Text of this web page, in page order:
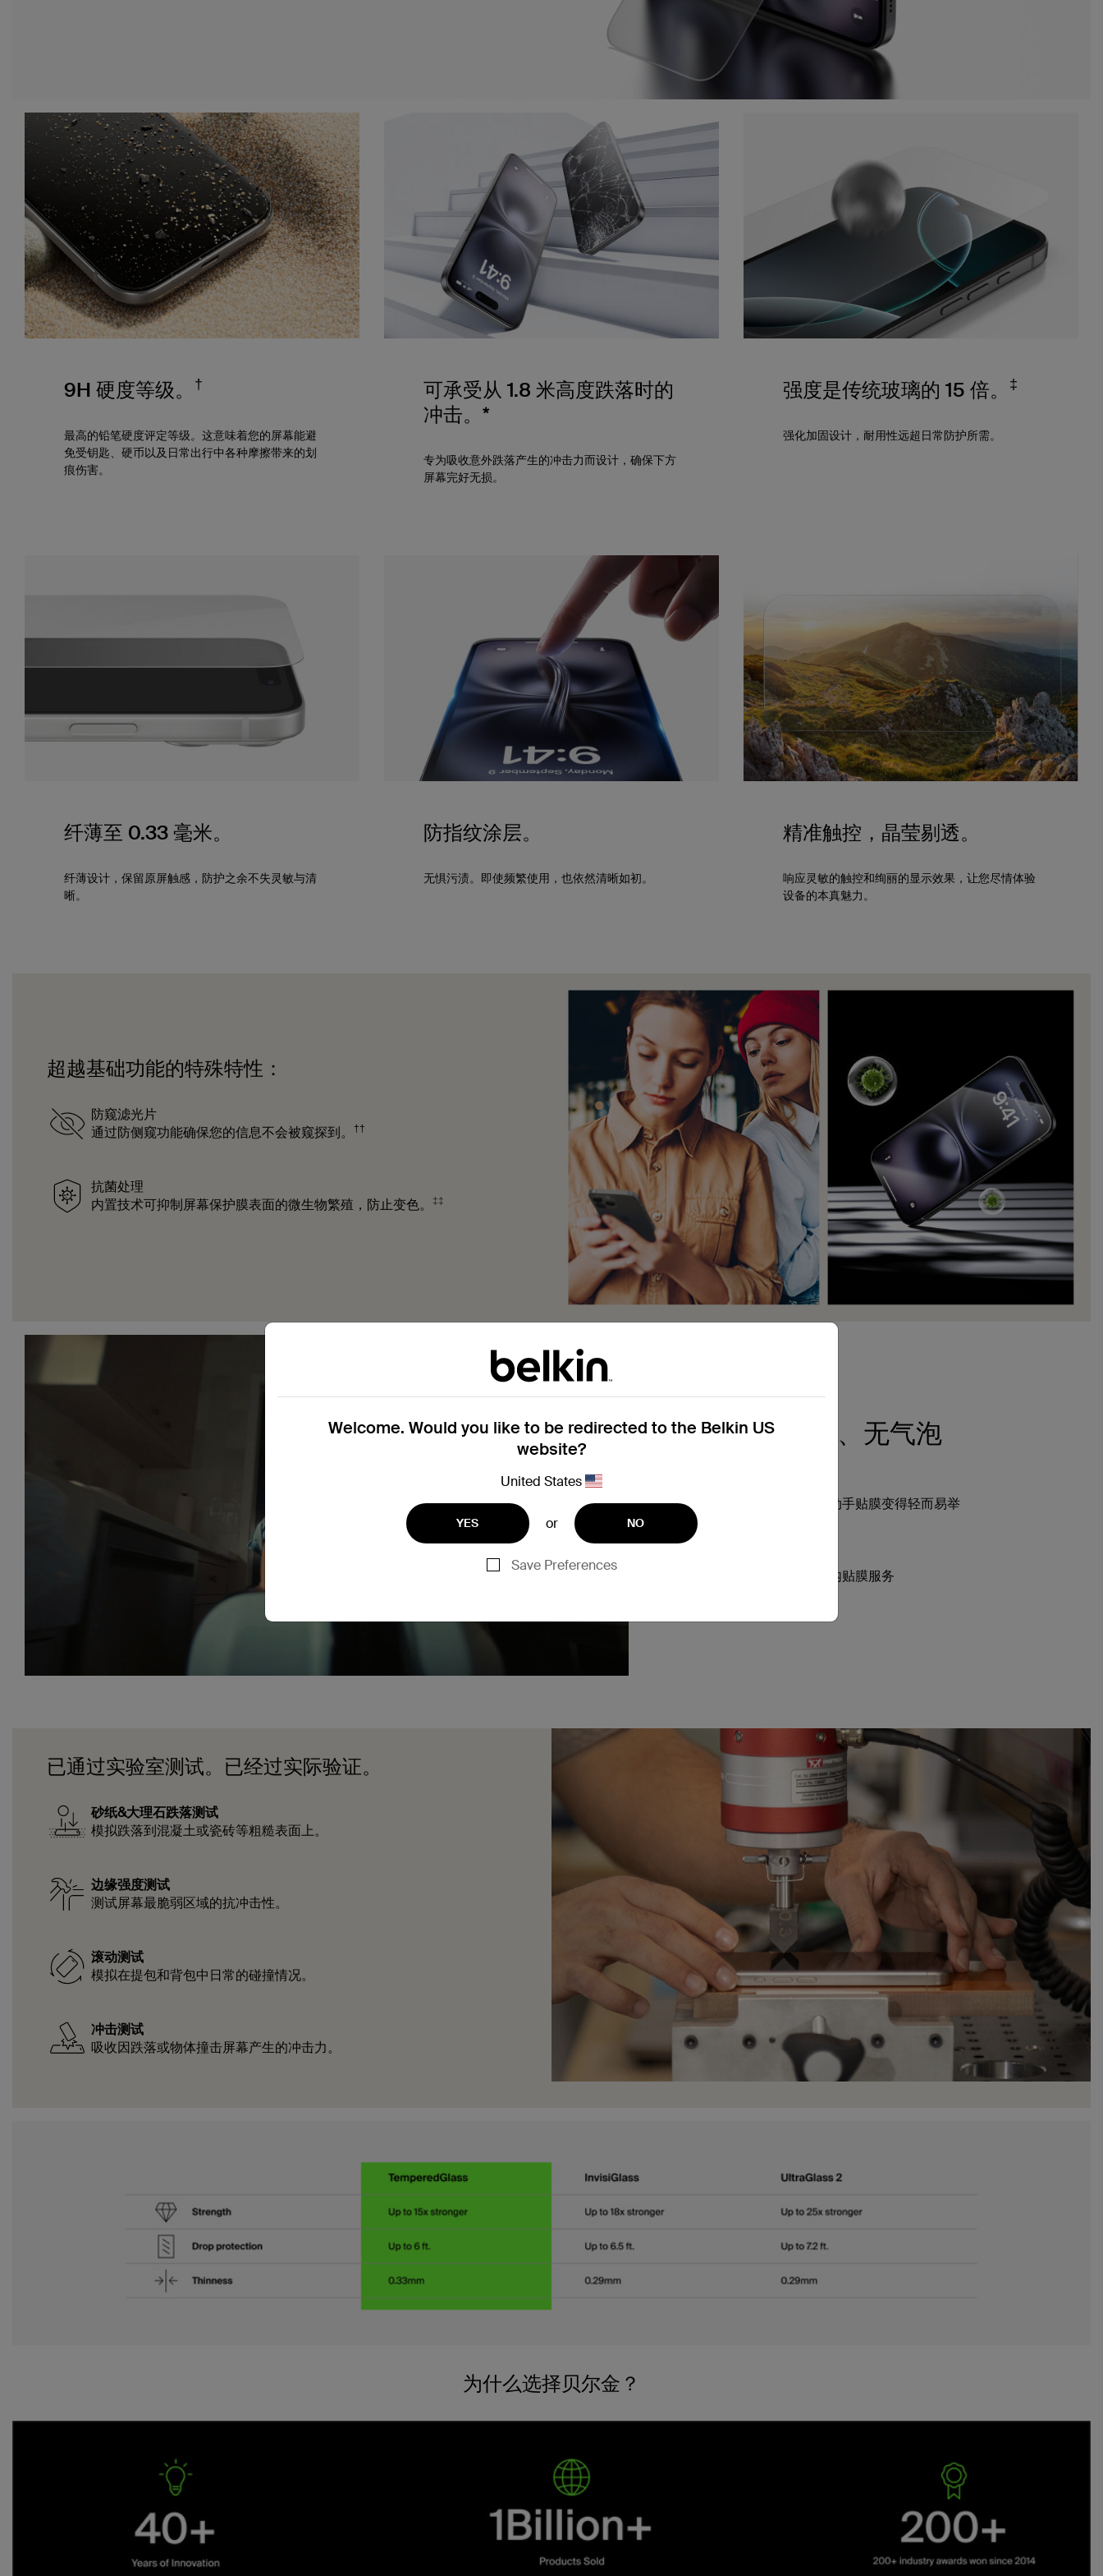
9H 硬度等级。 †
最高的铅笔硬度评定等级。这意味着您的屏幕能避
免受钥匙、硬币以及日常出行中各种摩擦带来的划
痕伤害。
可承受从 1.8 米高度跌落时的
冲击。*
专为吸收意外跌落产生的冲击力而设计，确保下方
屏幕完好无损。
强度是传统玻璃的 15 倍。 ‡
强化加固设计，耐用性远超日常防护所需。
纤薄至 0.33 毫米。
纤薄设计，保留原屏触感，防护之余不失灵敏与清
晰。
防指纹涂层。
无惧污渍。即使频繁使用，也依然清晰如初。
精准触控，晶莹剔透。
响应灵敏的触控和绚丽的显示效果，让您尽情体验
设备的本真魅力。
超越基础功能的特殊特性：
防窥滤光片
通过防侧窥功能确保您的信息不会被窥探到。
††
抗菌处理
内置技术可抑制屏幕保护膜表面的微生物繁殖，防止变色。
‡‡
安装简单、精准、无气泡
Easy Align 托盘让在家动手贴膜变得轻而易举
部分零售商提供专业店内贴膜服务
已通过实验室测试。已经过实际验证。
砂纸&大理石跌落测试
模拟跌落到混凝土或瓷砖等粗糙表面上。
边缘强度测试
测试屏幕最脆弱区域的抗冲击性。
滚动测试
模拟在提包和背包中日常的碰撞情况。
冲击测试
吸收因跌落或物体撞击屏幕产生的冲击力。
为什么选择贝尔金？
Welcome. Would you like to be redirected to the Belkin US
website?
United States
YES or NO
Save Preferences